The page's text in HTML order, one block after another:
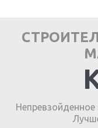
Непревзойденное